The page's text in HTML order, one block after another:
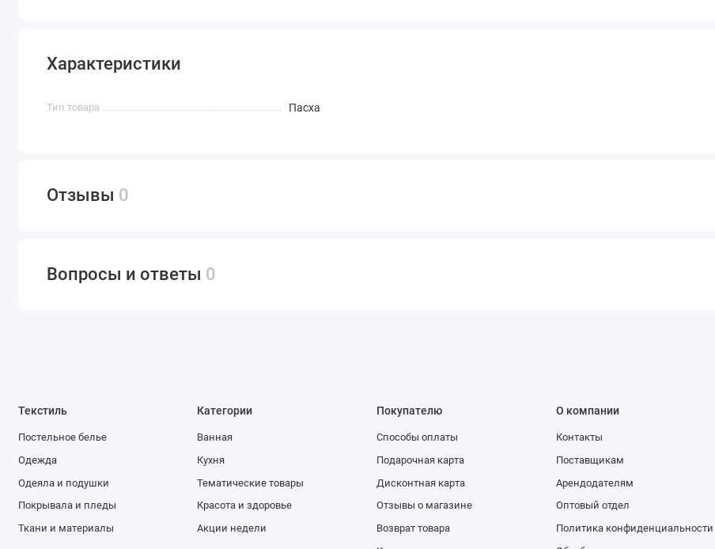
Характеристики
Тип товара Пасха
Отзывы 0
Вопросы и ответы 0
Текстиль
Постельное белье
Одежда
Одеяла и подушки
Покрывала и пледы
Ткани и материалы
Категории
Ванная
Кухня
Тематические товары
Красота и здоровье
Акции недели
Покупателю
Способы оплаты
Подарочная карта
Дисконтная карта
Отзывы о магазине
Возврат товара
О компании
Контакты
Поставщикам
Арендодателям
Оптовый отдел
Политика конфиденциальности